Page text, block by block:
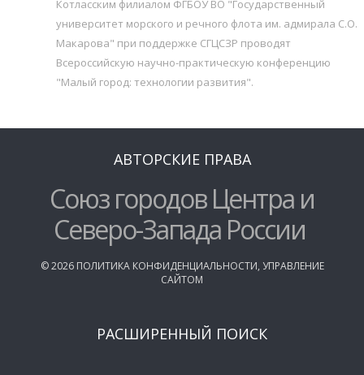
Котласским филиалом ФГБОУ ВО "Государственный
университет морского и речного флота им. адмирала С.О.
Макарова" при поддержке СГЦСЗР проводят
Всероссийскую научно-практическую конференцию
"Малый город: технологии развития".
АВТОРСКИЕ ПРАВА
Союз городов Центра и
Северо-Запада России
©2026 ПОЛИТИКА КОНФИДЕНЦИАЛЬНОСТИ, УПРАВЛЕНИЕ
САЙТОМ
РАСШИРЕННЫЙ ПОИСК